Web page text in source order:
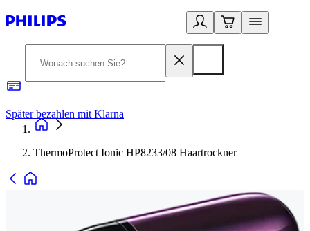
Später bezahlen mit Klarna
ThermoProtect Ionic HP8233/08 Haartrockner